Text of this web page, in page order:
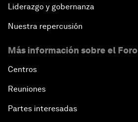
Liderazgo y gobernanza
Nuestra repercusión
Más información sobre el Foro
Centros
Reuniones
Partes interesadas